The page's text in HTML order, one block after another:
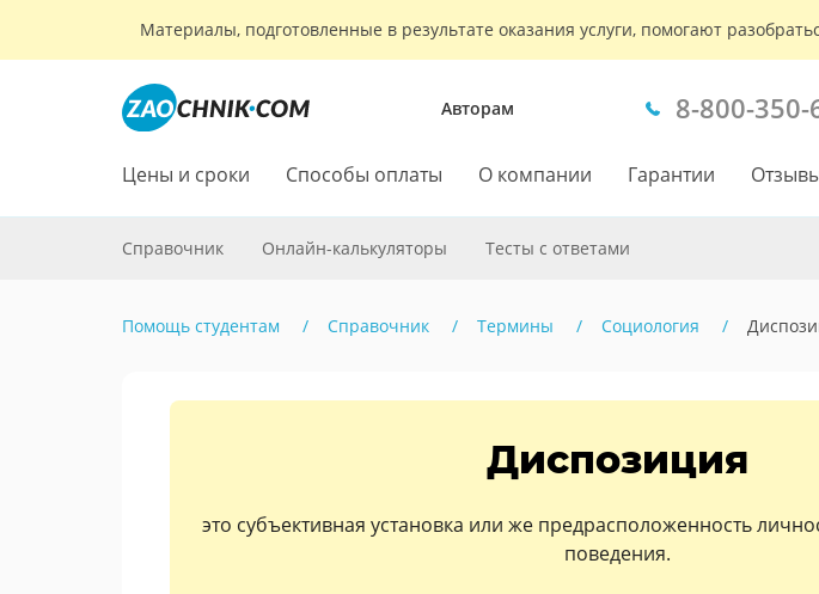
Материалы, подготовленные в результате оказания услуги, помогают
Авторам 8-800-350-
Цены и сроки Способы оплаты О компании Гарантии
Справочник Онлайн-калькуляторы Тесты с ответами
Помощь студентам Справочник Термины Социология
Диспозиция
это субъективная установка или же предрасположенность
поведения.